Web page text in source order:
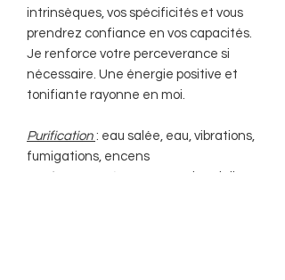
intrinsèques, vos spécificités et vous
prendrez confiance en vos capacités.
Je renforce votre perceverance si
nécessaire. Une énergie positive et
tonifiante rayonne en moi.
Purification : eau salée, eau, vibrations,
fumigations, encens
Rechargement
: Beaucoup de soleil